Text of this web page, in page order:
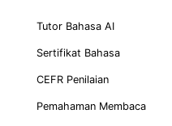
Tutor Bahasa AI
Sertifikat Bahasa
CEFR Penilaian
Pemahaman Membaca